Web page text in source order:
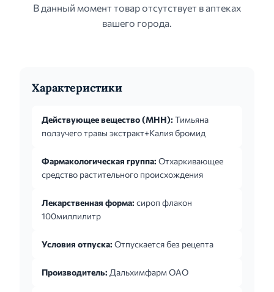
В данный момент товар отсутствует в аптеках
вашего города.
Характеристики
Действующее вещество (МНН): Тимьяна
ползучего травы экстракт+Калия бромид
Фармакологическая группа: Отхаркивающее
средство растительного происхождения
Лекарственная форма: сироп флакон
100миллилитр
Условия отпуска: Отпускается без рецепта
Производитель: Дальхимфарм ОАО